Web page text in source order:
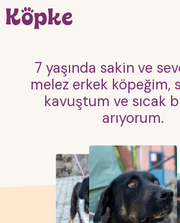
7 yaşında sakin ve
melez erkek köpeğim,
kavuştum ve sıcak
arıyorum.